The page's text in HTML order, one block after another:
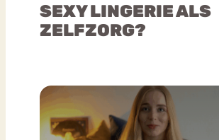
SEXY LINGERIE ALS
ZELFZORG?